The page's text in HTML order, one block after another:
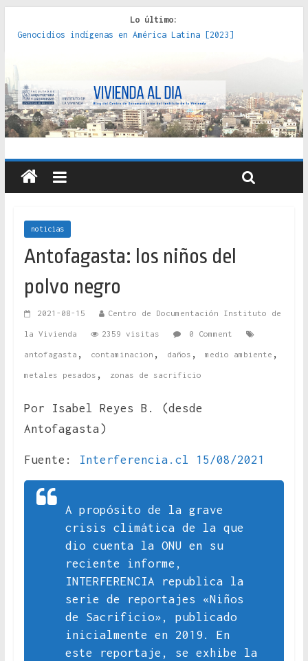
Lo último:
Genocidios indígenas en América Latina [2023]
políticas, prácticas y representaciones [2022]
crítica de las fronteras latinoamericanas [2020]
Criterios técnicos para una vivienda adecuada [2019]
Red de consultorios de la Caja del Seguro Obrero en
Santiago : un patrimonio emblemático [2014]
noticias
Antofagasta: los niños del
polvo negro
2021-08-15 Centro de Documentación Instituto de
la Vivienda 2359 visitas 0 Comment
antofagasta , contaminacion , daños , medio ambiente ,
metales pesados , zonas de sacrificio
Por Isabel Reyes B. (desde
Antofagasta)
Fuente: Interferencia.cl 15/08/2021
A propósito de la grave
crisis climática de la que
dio cuenta la ONU en su
reciente informe,
INTERFERENCIA republica la
serie de reportajes «Niños
de Sacrificio», publicado
inicialmente en 2019. En
este reportaje, se exhibe la